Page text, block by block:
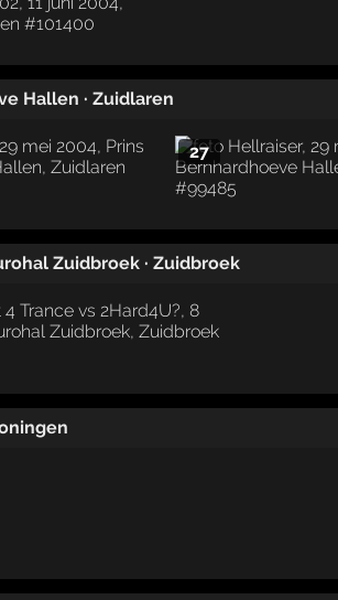
Hallen · Zuidlaren
27
Zuidbroek · Zuidbroek